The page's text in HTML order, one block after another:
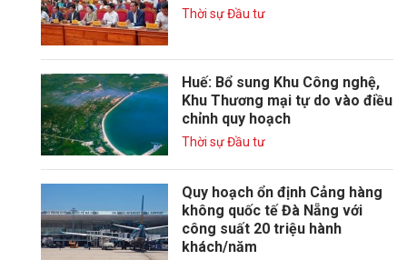
Thời sự Đầu tư
Huế: Bổ sung Khu Công nghệ,
Khu Thương mại tự do vào điều
chỉnh quy hoạch
Thời sự Đầu tư
Quy hoạch ổn định Cảng hàng
không quốc tế Đà Nẵng với
công suất 20 triệu hành
khách/năm